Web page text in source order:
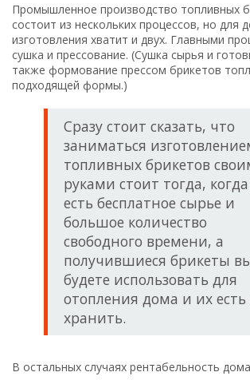
Промышленное производство топливных
состоит из нескольких процессов, но для
изготовления хватит и двух. Главными
сушка и прессование. (Сушка сырья и
также формование прессом брикетов
подходящей формы.)
Сразу стоит сказать, что
заниматься
топливных брикетов
руками стоит тогда, когда
есть бесплатное сырье и
большое количество
свободного времени, а
получившиеся брикеты
будете использовать для
отопления дома и их есть
хранить.
В остальных случаях рентабельность